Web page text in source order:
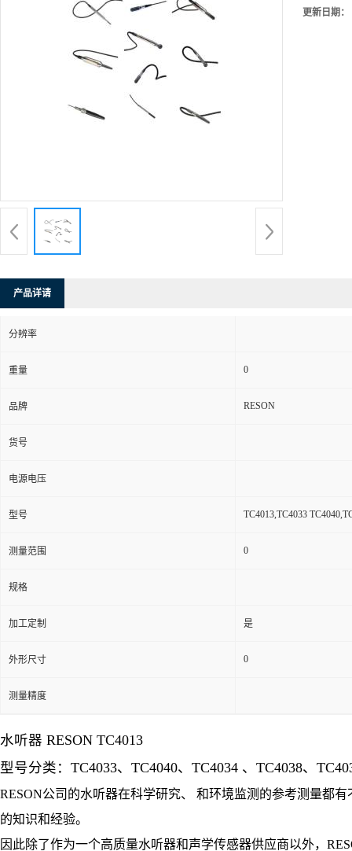
更新日期：
产品详请
分辨率
重量 0
品牌 RESON
货号
电源电压
型号 TC4013,TC4033
测量范围 0
规格
加工定制 是
外形尺寸 0
测量精度
水听器 RESON TC4013
型号分类：TC4033、TC4040、TC4034 、TC4038、
RESON公司的水听器在科学研究、 和环境监测的参考测量都
的知识和经验。
因此除了作为一个高质量水听器和声学传感器供应商以外，